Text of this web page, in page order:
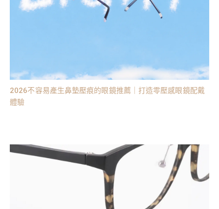
2026不容易產生鼻墊壓痕的眼鏡推薦｜打造零壓感眼鏡配戴
體驗